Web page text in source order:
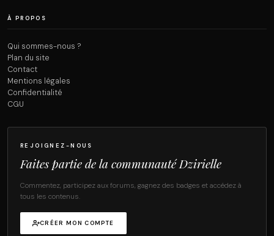
À PROPOS
Qui sommes-nous ?
Plan du site
Contact
Mentions légales
Confidentialité
CGU
REJOIGNEZ-NOUS
Faites partie de la communauté Dzirielle
Commentez, participez aux forums, gagnez des badges et accédez à
tous les contenus.
CRÉER MON COMPTE